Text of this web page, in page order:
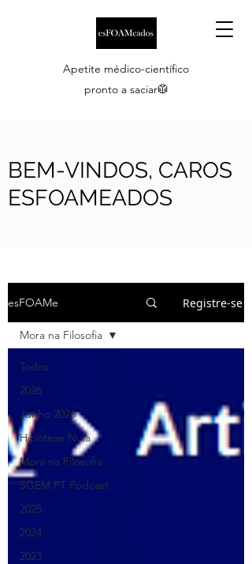
Apetite médico-científico
pronto a saciar🥼
BEM-VINDOS, CAROS
ESFOAMEADOS
esFOAMe Registre-se
Todos
2026
Junho 2026
Hipótese Nula
Mora na Filosofia
SGEM PT Podcast
2025
2024
2023
Mora na Filosofia